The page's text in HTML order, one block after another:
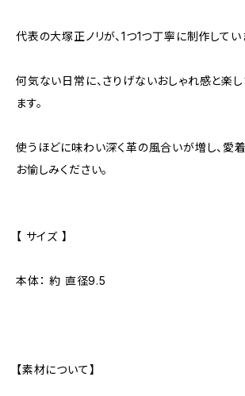
代表の大塚正ノリが、1つ1つ丁寧に制作してい
何気ない日常に、さりげないおしゃれ感と楽し
ます。
使うほどに味わい深く革の風合いが増し、愛
お愉しみください。
【 サイズ 】
本体： 約 直径9.5
【素材について】